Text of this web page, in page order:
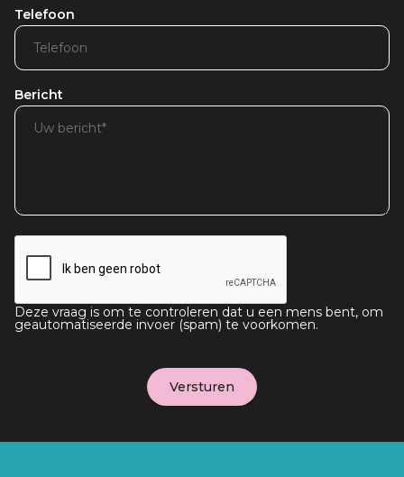
Telefoon
Bericht
Deze vraag is om te controleren dat u een mens bent, om
geautomatiseerde invoer (spam) te voorkomen.